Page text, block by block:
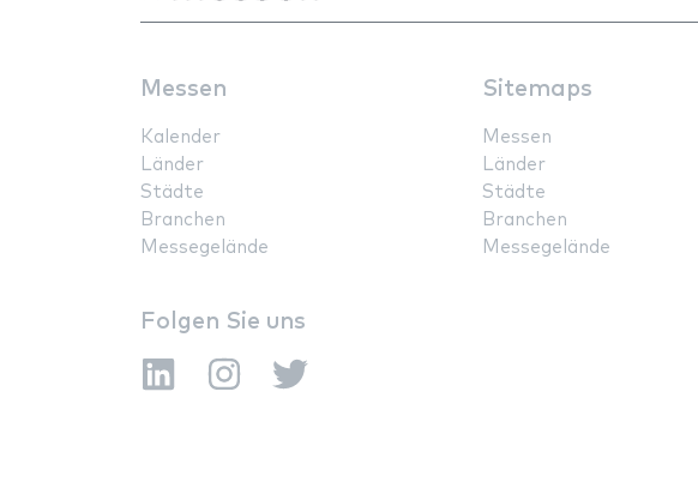
Messen
Kalender
Länder
Städte
Branchen
Messegelände
Sitemaps
Messen
Länder
Städte
Branchen
Messegelände
Folgen Sie uns